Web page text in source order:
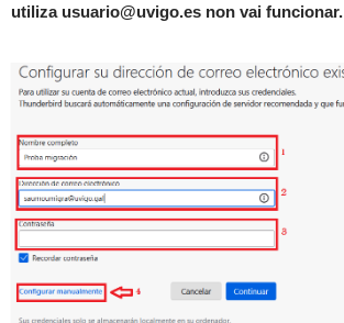
utiliza usuario@uvigo.es non vai funcionar.